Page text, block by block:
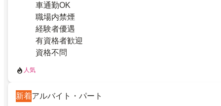
車通勤OK
職場内禁煙
経験者優遇
有資格者歓迎
資格不問
人気
新着アルバイト・パート